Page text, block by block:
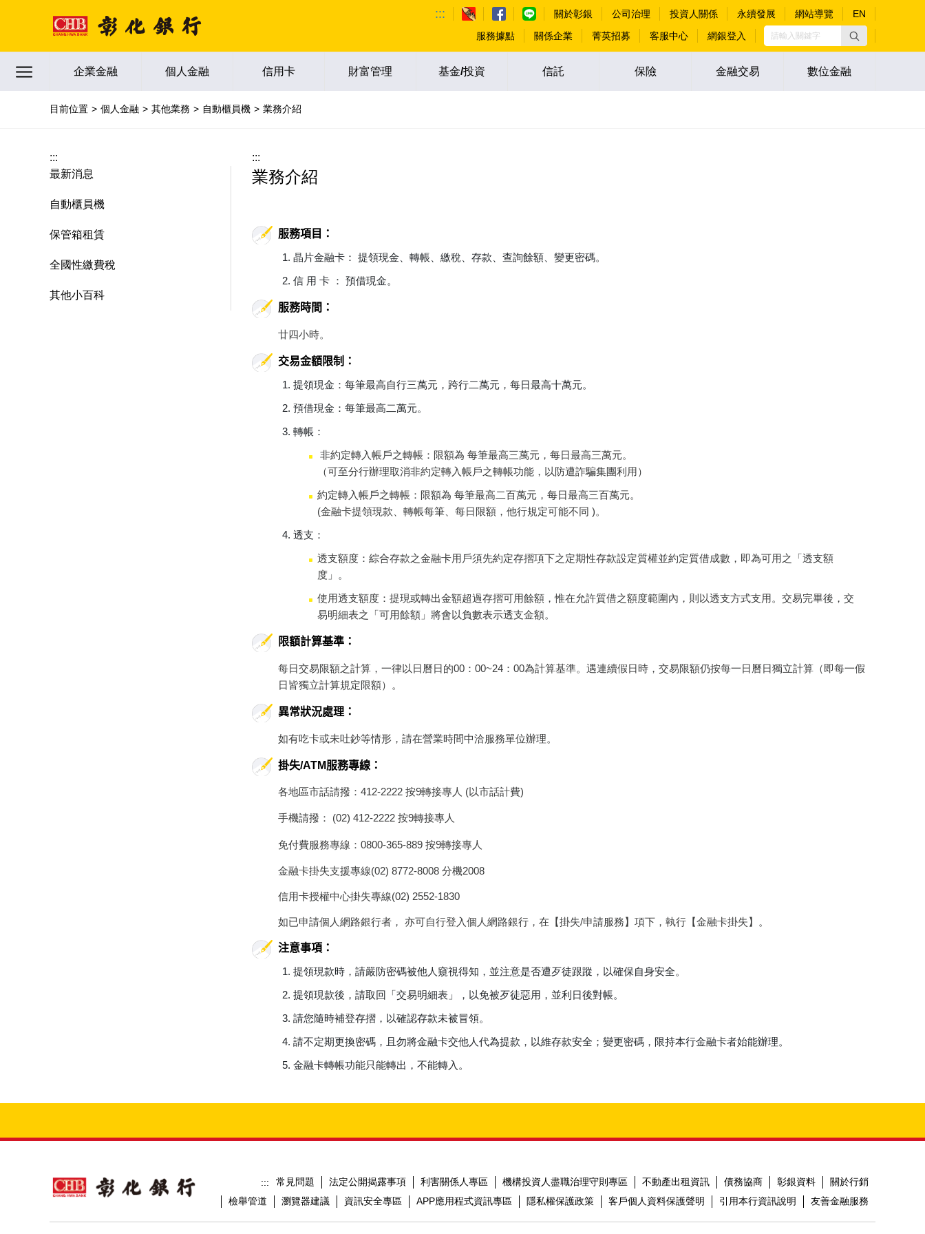
::: 關於彰銀 公司治理 投資人關係 永續發展 網站導覽
EN
服務據點
關係企業 菁英招募 客服中心 網銀登入
企業金融 個人金融 信用卡 財富管理 基金/投資 信託 保險 金融交易 數位金融
目前位置 個人金融 其他業務 自動櫃員機 業務介紹
:::
最新消息
自動櫃員機
保管箱租賃
全國性繳費稅
其他小百科
:::
業務介紹
服務項目：
晶片金融卡： 提領現金、轉帳、繳稅、存款、查詢餘額、變更密碼。
信 用 卡 ： 預借現金。
服務時間：
廿四小時。
交易金額限制：
提領現金：每筆最高自行三萬元，跨行二萬元，每日最高十萬元。
預借現金：每筆最高二萬元。
轉帳：
非約定轉入帳戶之轉帳：限額為 每筆最高三萬元，每日最高三萬元。
（可至分行辦理取消非約定轉入帳戶之轉帳功能，以防遭詐騙集團利用）
約定轉入帳戶之轉帳：限額為 每筆最高二百萬元，每日最高三百萬元。
(金融卡提領現款、轉帳每筆、每日限額，他行規定可能不同 )。
透支：
透支額度：綜合存款之金融卡用戶須先約定存摺項下之定期性存款設定質權並約定質借成數，即為可用之「透支額
度」。
使用透支額度：提現或轉出金額超過存摺可用餘額，惟在允許質借之額度範圍內，則以透支方式支用。交易完畢後，交
易明細表之「可用餘額」將會以負數表示透支金額。
限額計算基準：
每日交易限額之計算，一律以日曆日的00：00~24：00為計算基準。遇連續假日時，交易限額仍按每一日曆日獨立計算（即每一假
日皆獨立計算規定限額）。
異常狀況處理：
如有吃卡或未吐鈔等情形，請在營業時間中洽服務單位辦理。
掛失/ATM服務專線：
各地區市話請撥：412-2222 按9轉接專人 (以市話計費)
手機請撥： (02) 412-2222 按9轉接專人
免付費服務專線：0800-365-889 按9轉接專人
金融卡掛失支援專線(02) 8772-8008 分機2008
信用卡授權中心掛失專線(02) 2552-1830
如已申請個人網路銀行者， 亦可自行登入個人網路銀行，在【掛失/申請服務】項下，執行【金融卡掛失】。
注意事項：
提領現款時，請嚴防密碼被他人窺視得知，並注意是否遭歹徒跟蹤，以確保自身安全。
提領現款後，請取回「交易明細表」，以免被歹徒惡用，並利日後對帳。
請您隨時補登存摺，以確認存款未被冒領。
請不定期更換密碼，且勿將金融卡交他人代為提款，以維存款安全；變更密碼，限持本行金融卡者始能辦理。
金融卡轉帳功能只能轉出，不能轉入。
::: 常見問題 法定公開揭露事項 利害關係人專區 機構投資人盡職治理守則專區 不動產出租資訊 債務協商 彰銀資料
關於行銷
檢舉管道
瀏覽器建議 資訊安全專區 APP應用程式資訊專區 隱私權保護政策 客戶個人資料保護聲明 引用本行資訊說明 友善金融服務